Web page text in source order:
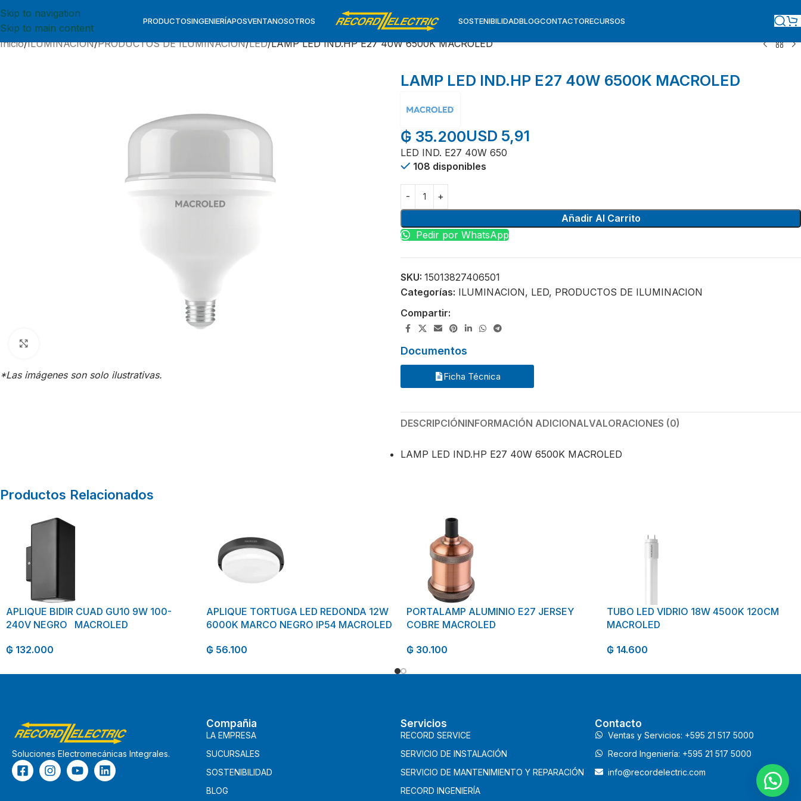
Skip to navigation
Skip to main content
PRODUCTOSINGENIERÍAPOSVENTANOSOTROS SOSTENIBILIDADBLOGCONTACTORECURSOS
Inicio ILUMINACION PRODUCTOS DE ILUMINACION LED LAMP LED IND.HP E27 40W 6500K MACROLED
*Las imágenes son solo ilustrativas.
LAMP LED IND.HP E27 40W 6500K MACROLED
₲ 35.200USD 5,91
LED IND. E27 40W 650
108 disponibles
Añadir Al Carrito
Pedir por WhatsApp
SKU: 15013827406501
Categorías: ILUMINACION, LED, PRODUCTOS DE ILUMINACION
Compartir:
Documentos
Ficha Técnica
DESCRIPCIÓNINFORMACIÓN ADICIONALVALORACIONES (0)
LAMP LED IND.HP E27 40W 6500K MACROLED
Productos Relacionados
APLIQUE BIDIR CUAD GU10 9W 100-
240V NEGRO MACROLED
₲ 132.000
APLIQUE TORTUGA LED REDONDA 12W
6000K MARCO NEGRO IP54 MACROLED
₲ 56.100
PORTALAMP ALUMINIO E27 JERSEY
COBRE MACROLED
₲ 30.100
TUBO LED VIDRIO 18W 4500K 120CM
MACROLED
₲ 14.600
Soluciones Electromecánicas Integrales.
Compañia
LA EMPRESA
SUCURSALES
SOSTENIBILIDAD
BLOG
Servicios
RECORD SERVICE
SERVICIO DE INSTALACIÓN
SERVICIO DE MANTENIMIENTO Y REPARACIÓN
RECORD INGENIERÍA
Contacto
Ventas y Servicios: +595 21 517 5000
Record Ingeniería: +595 21 517 5000
info@recordelectric.com